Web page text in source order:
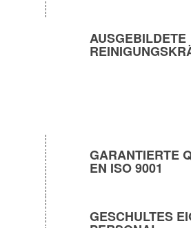
AUSGEBILDETE
GARANTIERTE
EN ISO 9001
GESCHULTES